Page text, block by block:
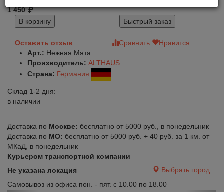
1 450
В корзину
Быстрый заказ
Оставить отзыв Сравнить
Нравится
Арт.: Нежная Мята
Производитель: ALTHAUS
Страна: Германия
Склад 1-2 дня:
в наличии
Доставка по Москве: бесплатно от 5000 руб., в понедельник
Доставка по МО: бесплатно от 5000 руб. + 40 руб. за 1 км. от
МКаД, в понедельник
Курьером транспортной компании
Не указана локация
Выбрать город
Самовывоз из офиса пон. - пят. с 10.00 по 18.00